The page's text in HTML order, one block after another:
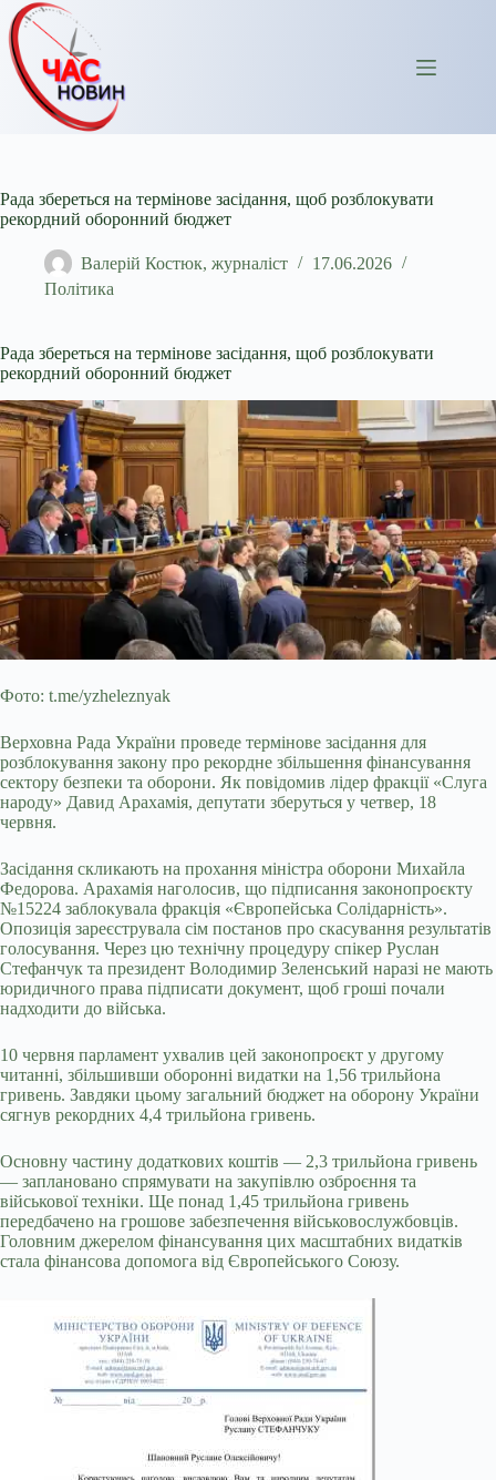
Перейти
до
вмісту
Рада збереться на термінове засідання, щоб розблокувати
рекордний оборонний бюджет
Валерій Костюк, журналіст
17.06.2026
Політика
Рада збереться на термінове засідання, щоб розблокувати
рекордний оборонний бюджет
Фото: t.me/yzheleznyak
Верховна Рада України проведе термінове засідання для
розблокування закону про рекордне збільшення фінансування
сектору безпеки та оборони. Як повідомив лідер фракції «Слуга
народу» Давид Арахамія, депутати зберуться у четвер, 18
червня.
Засідання скликають на прохання міністра оборони Михайла
Федорова. Арахамія наголосив, що підписання законопроєкту
№15224 заблокувала фракція «Європейська Солідарність».
Опозиція зареєструвала сім постанов про скасування результатів
голосування. Через цю технічну процедуру спікер Руслан
Стефанчук та президент Володимир Зеленський наразі не мають
юридичного права підписати документ, щоб гроші почали
надходити до війська.
10 червня парламент ухвалив цей законопроєкт у другому
читанні, збільшивши оборонні видатки на 1,56 трильйона
гривень. Завдяки цьому загальний бюджет на оборону України
сягнув рекордних 4,4 трильйона гривень.
Основну частину додаткових коштів — 2,3 трильйона гривень
— заплановано спрямувати на закупівлю озброєння та
військової техніки. Ще понад 1,45 трильйона гривень
передбачено на грошове забезпечення військовослужбовців.
Головним джерелом фінансування цих масштабних видатків
стала фінансова допомога від Європейського Союзу.